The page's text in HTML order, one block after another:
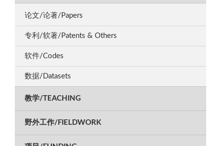
论文/论著/Papers
专利/软著/Patents & Others
软件/Codes
数据/Datasets
教学/TEACHING
野外工作/FIELDWORK